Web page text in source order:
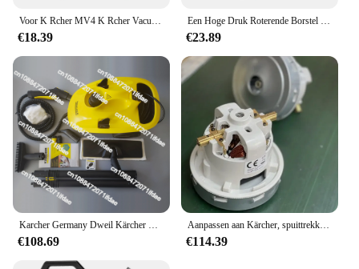
€18.39 €23.89
€108.69
Aanpassen aan Kärcher, spuittrekker puzzi8/1 motor NT45/1 motor puzzi10/1
€114.39